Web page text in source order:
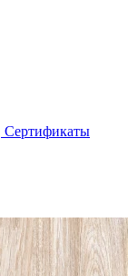
Сертификаты